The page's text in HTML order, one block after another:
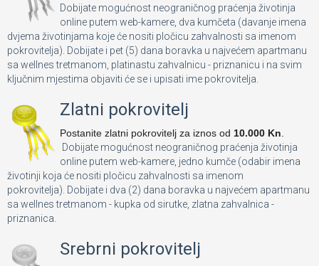
Dobijate mogućnost neograničnog praćenja životinja
online putem web-kamere, dva kumčeta (davanje imena
dvjema životinjama koje će nositi pločicu zahvalnosti sa imenom
pokrovitelja). Dobijate i pet (5) dana boravka u najvećem apartmanu
sa wellnes tretmanom, platinastu zahvalnicu - priznanicu i na svim
ključnim mjestima objaviti će se i upisati ime pokrovitelja.
Zlatni pokrovitelj
Postanite zlatni pokrovitelj za iznos od 10.000 Kn
Dobijate mogućnost neograničnog praćenja životinja
online putem web-kamere, jedno kumče (odabir imena
životinji koja će nositi pločicu zahvalnosti sa imenom
pokrovitelja). Dobijate i dva (2) dana boravka u najvećem apartmanu
sa wellnes tretmanom - kupka od sirutke, zlatna zahvalnica -
priznanica.
Srebrni pokrovitelj